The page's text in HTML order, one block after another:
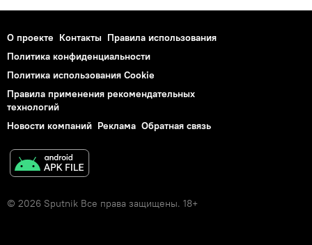
О проекте Контакты Правила использования
Политика конфиденциальности
Политика использования Cookie
Правила применения рекомендательных
технологий
Новости компаний Реклама Обратная связь
© 2026 Sputnik Все права защищены. 18+